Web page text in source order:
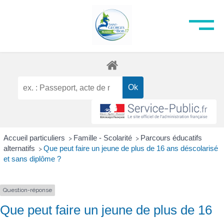
Accueil particuliers > Famille - Scolarité > Parcours éducatifs
alternatifs > Que peut faire un jeune de plus de 16 ans déscolarisé
et sans diplôme ?
Question-réponse
Que peut faire un jeune de plus de 16